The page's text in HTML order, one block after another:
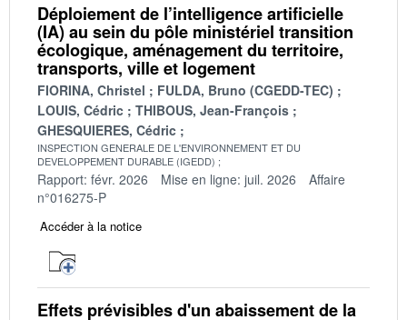
Déploiement de l’intelligence artificielle
(IA) au sein du pôle ministériel transition
écologique, aménagement du territoire,
transports, ville et logement
FIORINA, Christel
FULDA, Bruno (CGEDD-TEC)
LOUIS, Cédric
THIBOUS, Jean-François
GHESQUIERES, Cédric
INSPECTION GENERALE DE L'ENVIRONNEMENT ET DU
DEVELOPPEMENT DURABLE (IGEDD)
Rapport: févr. 2026 Mise en ligne: juil. 2026
Affaire
n°016275-P
Accéder à la notice
Effets prévisibles d'un abaissement de la